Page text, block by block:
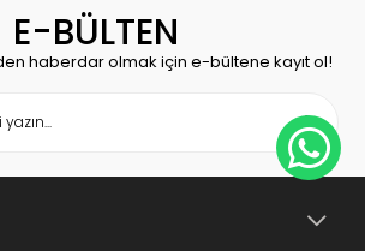
E-BÜLTEN
haberdar olmak için e-bültene kayıt ol!